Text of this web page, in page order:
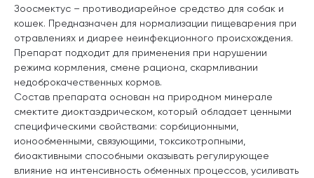
Зоосмектус – противодиарейное средство для собак и
кошек. Предназначен для нормализации пищеварения при
отравлениях и диарее неинфекционного происхождения.
Препарат подходит для применения при нарушении
режима кормления, смене рациона, скармливании
недоброкачественных кормов.
Состав препарата основан на природном минерале
смектите диоктаэдрическом, который обладает ценными
специфическими свойствами: сорбиционными,
ионообменными, связующими, токсикотропными,
биоактивными способными оказывать регулирующее
влияние на интенсивность обменных процессов, усиливать